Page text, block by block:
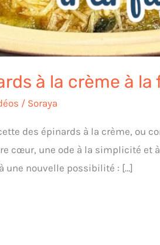
à la crème à
/ Soraya
des épinards à la crème, ou
cœur, une ode à la simplicité et
une nouvelle possibilité : […]